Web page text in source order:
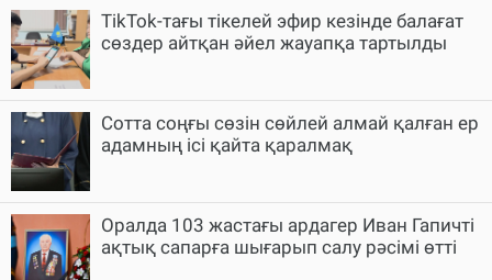
TikTok-тағы тікелей эфир кезінде балағат
сөздер айтқан әйел жауапқа тартылды
Cотта соңғы сөзін сөйлей алмай қалған ер
адамның ісі қайта қаралмақ
Оралда 103 жастағы ардагер Иван Гапичті
ақтық сапарға шығарып салу рәсімі өтті